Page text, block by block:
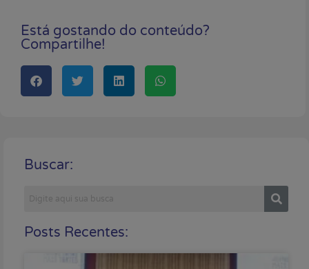
Está gostando do conteúdo?
Compartilhe!
Buscar:
Posts Recentes: